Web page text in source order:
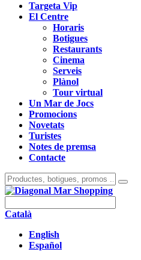
Targeta Vip
El Centre
Horaris
Botigues
Restaurants
Cinema
Serveis
Plànol
Tour virtual
Un Mar de Jocs
Promocions
Novetats
Turistes
Notes de premsa
Contacte
Català
English
Español